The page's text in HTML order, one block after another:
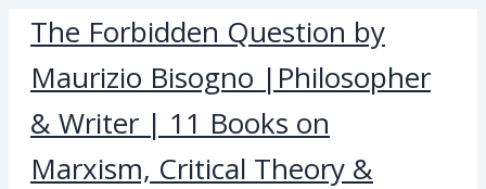
Skip
content
The Forbidden Question by
Maurizio Bisogno |Philosopher
& Writer | 11 Books on
Marxism, Critical Theory &